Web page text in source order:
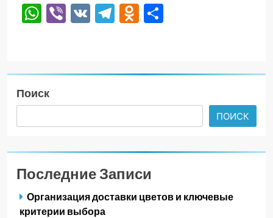
WhatsApp
Viber
VK TelegramOdnoklassniki
Поиск
ПОИСК
Последние Записи
Организация доставки цветов и ключевые
критерии выбора